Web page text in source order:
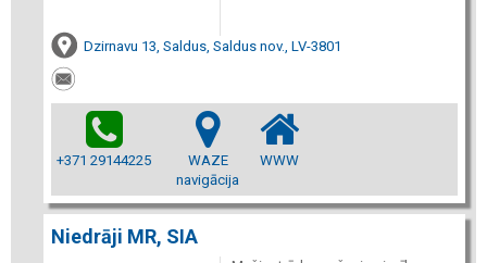
Dzirnavu 13, Saldus, Saldus nov., LV-3801
+371 29144225
WAZE
navigācija
WWW
Niedrāji MR, SIA